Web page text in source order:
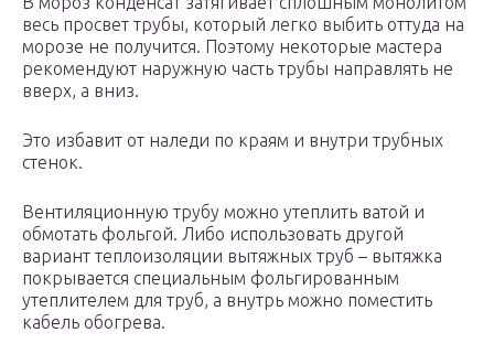
весь просвет трубы, который легко выбить оттуда на
морозе не получится. Поэтому некоторые мастера
рекомендуют наружную часть трубы направлять не
вверх, а вниз.
Это избавит от наледи по краям и внутри трубных
стенок.
Вентиляционную трубу можно утеплить ватой и
обмотать фольгой. Либо использовать другой
вариант теплоизоляции вытяжных труб – вытяжка
покрывается специальным фольгированным
утеплителем для труб, а внутрь можно поместить
кабель обогрева.